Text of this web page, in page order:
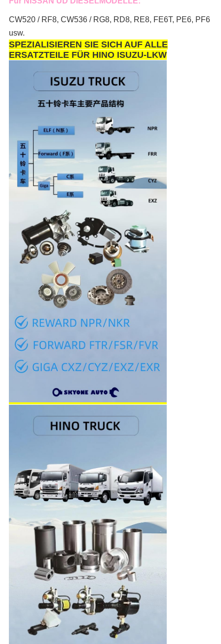
CW520 / RF8, CW536 / RG8, RD8, RE8, FE6T, PE6, PF6
usw.
SPEZIALISIEREN SIE SICH AUF ALLE
ERSATZTEILE FÜR HINO ISUZU-LKW